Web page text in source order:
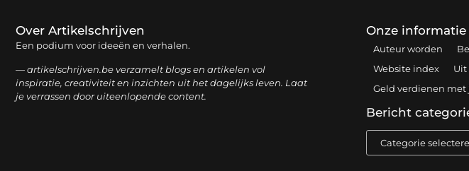
Over Artikelschrijven
Een podium voor ideeën en verhalen.
— artikelschrijven.be verzamelt blogs en artikelen vol
inspiratie, creativiteit en inzichten uit het dagelijks leven. Laat
je verrassen door uiteenlopende content.
Onze informatie
Auteur worden
Website index
Uit
Geld verdienen met
Bericht